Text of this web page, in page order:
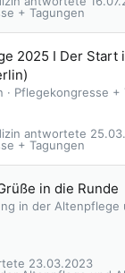
+ Tagungen
2025 I Der Start
Pflegekongresse +
+ Tagungen
in die Runde
in der Altenpflege
23.03.2023